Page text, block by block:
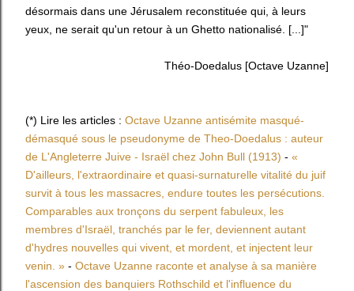
désormais dans une Jérusalem reconstituée qui, à leurs
yeux, ne serait qu'un retour à un Ghetto nationalisé. [...]"
Théo-Doedalus [Octave Uzanne]
(*) Lire les articles : Octave Uzanne antisémite masqué-
démasqué sous le pseudonyme de Theo-Doedalus : auteur
de L'Angleterre Juive - Israël chez John Bull (1913) - «
D'ailleurs, l'extraordinaire et quasi-surnaturelle vitalité du juif
survit à tous les massacres, endure toutes les persécutions.
Comparables aux tronçons du serpent fabuleux, les
membres d'Israël, tranchés par le fer, deviennent autant
d'hydres nouvelles qui vivent, et mordent, et injectent leur
venin. » - Octave Uzanne raconte et analyse à sa manière
l'ascension des banquiers Rothschild et l'influence du